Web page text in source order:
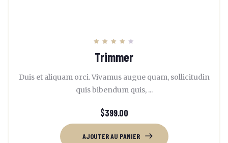
4.00
sur 5
Trimmer
Duis et aliquam orci. Vivamus augue quam, sollicitudin
quis bibendum quis, ...
$399.00
AJOUTER AU PANIER